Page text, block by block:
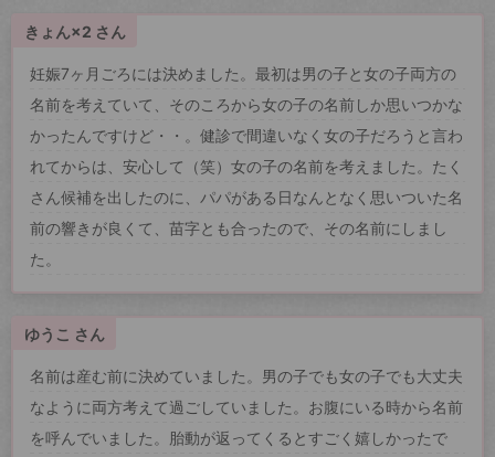
きょん×2 さん
妊娠7ヶ月ごろには決めました。最初は男の子と女の子両方の
名前を考えていて、そのころから女の子の名前しか思いつかな
かったんですけど・・。健診で間違いなく女の子だろうと言わ
れてからは、安心して（笑）女の子の名前を考えました。たく
さん候補を出したのに、パパがある日なんとなく思いついた名
前の響きが良くて、苗字とも合ったので、その名前にしまし
た。
ゆうこ さん
名前は産む前に決めていました。男の子でも女の子でも大丈夫
なように両方考えて過ごしていました。お腹にいる時から名前
を呼んでいました。胎動が返ってくるとすごく嬉しかったで